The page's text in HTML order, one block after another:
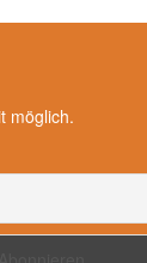
möglich.